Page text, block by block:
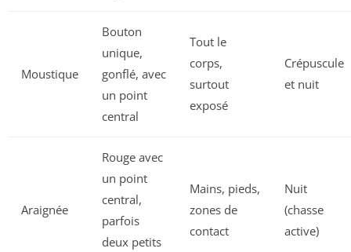
Moustique
Bouton
unique,
gonflé, avec
un point
central
Tout le
corps,
surtout
exposé
Crépuscule
et nuit
Araignée
Rouge avec
un point
central,
parfois
deux petits
Mains, pieds,
zones de
contact
Nuit
(chasse
active)